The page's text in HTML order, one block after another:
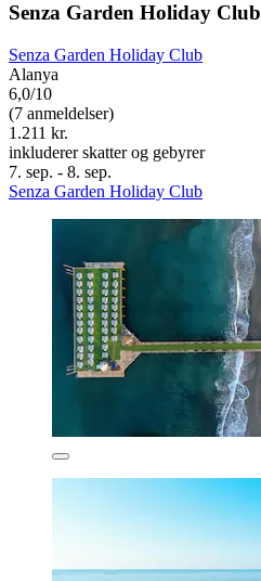
Senza Garden Holiday Club
Senza Garden Holiday Club
Alanya
6,0/10
(7 anmeldelser)
1.211 kr.
inkluderer skatter og gebyrer
7. sep. - 8. sep.
Senza Garden Holiday Club